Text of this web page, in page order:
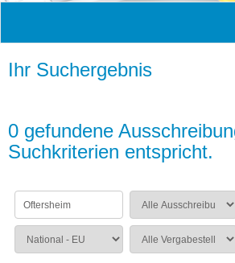
Ihr Suchergebnis
0 gefundene
Suchkriterien entspricht.